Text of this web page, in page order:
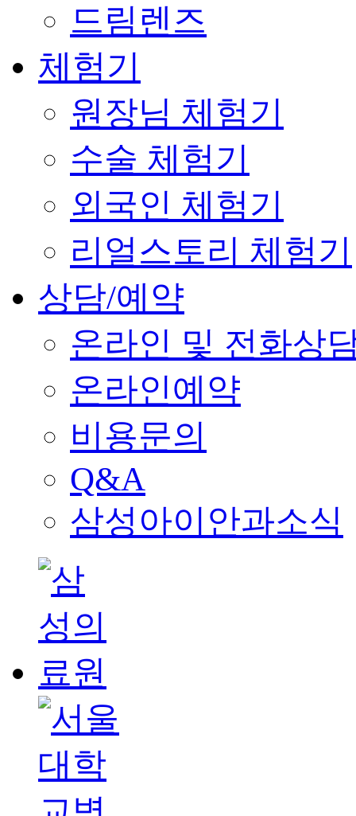
드림렌즈
체험기
원장님 체험기
수술 체험기
외국인 체험기
리얼스토리 체험기
상담/예약
온라인 및 전화상
온라인예약
비용문의
Q&A
삼성아이안과소식